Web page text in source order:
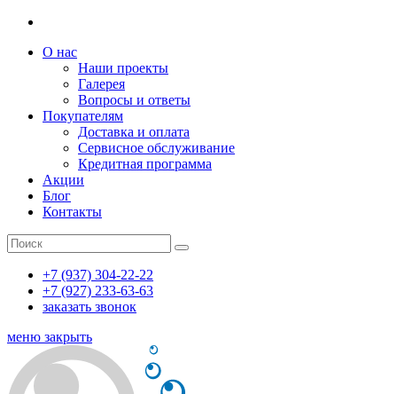
О нас
Наши проекты
Галерея
Вопросы и ответы
Покупателям
Доставка и оплата
Сервисное обслуживание
Кредитная программа
Акции
Блог
Контакты
+7 (937) 304-22-22
+7 (927) 233-63-63
заказать звонок
меню закрыть